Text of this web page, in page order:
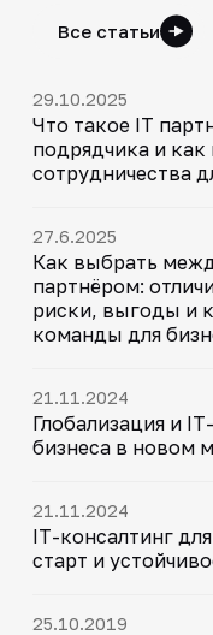
Все статьи
29.10.2025
Что такое IT
подрядчика и
сотрудничества
27.6.2025
Как выбрать
партнёром:
риски, выгоды и
команды для
21.11.2024
Глобализация и
бизнеса в новом
21.11.2024
IT-консалтинг
старт и
25.10.2019